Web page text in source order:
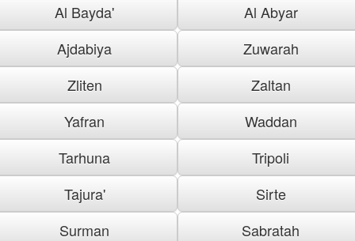
Al Bayda'
Al Abyar
Ajdabiya
Zuwarah
Zliten
Zaltan
Yafran
Waddan
Tarhuna
Tripoli
Tajura'
Sirte
Surman
Sabratah